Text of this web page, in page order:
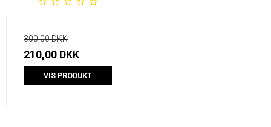
300,00 DKK
210,00 DKK
VIS PRODUKT